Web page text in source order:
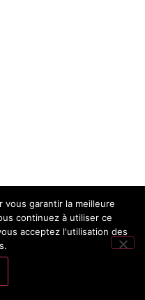
vous garantir la meilleure
continuez à utiliser ce
acceptez l'utilisation des